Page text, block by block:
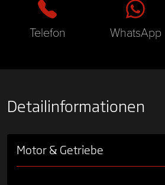
Telefon WhatsApp
Detailinformationen
Motor & Getriebe